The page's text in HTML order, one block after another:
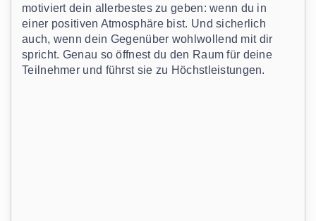
motiviert dein allerbestes zu geben: wenn du in
einer positiven Atmosphäre bist. Und sicherlich
auch, wenn dein Gegenüber wohlwollend mit dir
spricht. Genau so öffnest du den Raum für deine
Teilnehmer und führst sie zu Höchstleistungen.